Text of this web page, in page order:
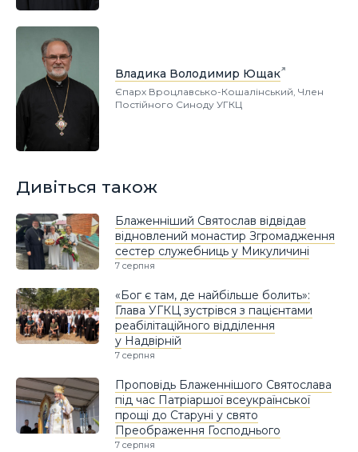
Владика Володимир Ющак
Єпарх Вроцлавсько-Кошалінський, Член
Постійного Синоду УГКЦ
Дивіться також
Блаженніший Святослав відвідав
відновлений монастир Згромадження
сестер служебниць у Микуличині
7 серпня
«Бог є там, де найбільше болить»:
Глава УГКЦ зустрівся з пацієнтами
реабілітаційного відділення
у Надвірній
7 серпня
Проповідь Блаженнішого Святослава
під час Патріаршої всеукраїнської
прощі до Старуні у свято
Преображення Господнього
7 серпня